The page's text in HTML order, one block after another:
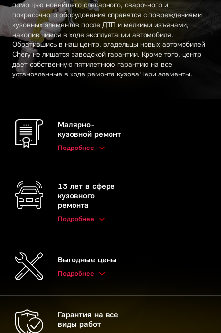
помощью новейшего слесарного, сварочного и
покрасочного оборудования справятся с повреждениями
кузовных элементов после ДТП и мелкими изъянами,
накопившимся в ходе эксплуатации автомобиля.
Обратившись в наш центр, владельцы новых автомобилей
Chery не лишатся заводской гарантии. Кроме того, центр
дает собственную пятилетнюю гарантию на все
установленные в ходе ремонта кузова Чери элементы.
Малярно-
кузовной ремонт
Подробнее
13 лет в сфере
кузовного
ремонта
Подробнее
Выгодные цены
Подробнее
Гарантия на все
виды работ